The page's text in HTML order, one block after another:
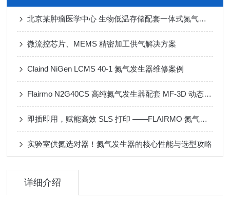
北京某肿瘤医学中心 生物低温存储配套一体式氮气发生器
微流控芯片、MEMS 精密加工供气解决方案
Claind NiGen LCMS 40-1 氮气发生器维修案例
Flairmo N2G40CS 高纯氮气发生器配套 MF-3D 动态配气装置应用案例
即插即用，赋能高效 SLS 打印 ——FLAIRMO 氮气发生器应用成功案例
实验室供氮选对器！氮气发生器的核心性能与选型攻略
详细介绍